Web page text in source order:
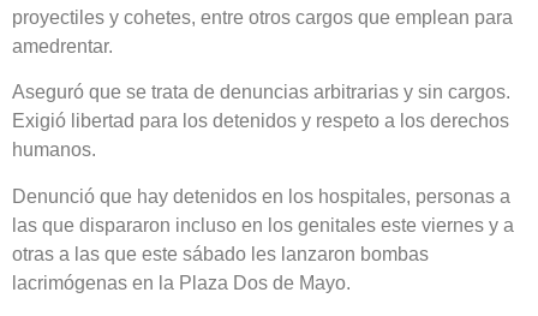
proyectiles y cohetes, entre otros cargos que emplean para
amedrentar.
Aseguró que se trata de denuncias arbitrarias y sin cargos.
Exigió libertad para los detenidos y respeto a los derechos
humanos.
Denunció que hay detenidos en los hospitales, personas a
las que dispararon incluso en los genitales este viernes y a
otras a las que este sábado les lanzaron bombas
lacrimógenas en la Plaza Dos de Mayo.